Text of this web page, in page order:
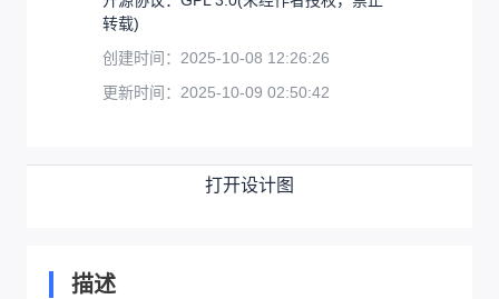
转载)
创建时间： 2025-10-08 12:26:26
更新时间： 2025-10-09 02:50:42
打开设计图
描述